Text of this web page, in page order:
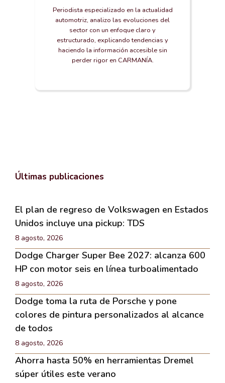
Periodista especializado en la actualidad
automotriz, analizo las evoluciones del
sector con un enfoque claro y
estructurado, explicando tendencias y
haciendo la información accesible sin
perder rigor en CARMANÍA.
Últimas publicaciones
El plan de regreso de Volkswagen en Estados
Unidos incluye una pickup: TDS
8 agosto, 2026
Dodge Charger Super Bee 2027: alcanza 600
HP con motor seis en línea turboalimentado
8 agosto, 2026
Dodge toma la ruta de Porsche y pone
colores de pintura personalizados al alcance
de todos
8 agosto, 2026
Ahorra hasta 50% en herramientas Dremel
súper útiles este verano